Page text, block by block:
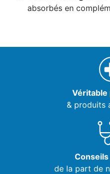
absorbés en
Véritable
& produits
de la part de